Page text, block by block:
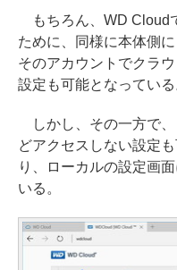
もちろん、WD Cloud
ために、同様に本体側
そのアカウントでクラ
設定も可能となっている
しかし、その一方で、
どアクセスしない設定
り、ローカルの設定画
いる。